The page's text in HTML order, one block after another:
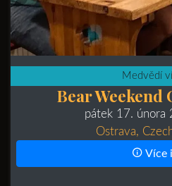
Medvědí
Bear Weekend
pátek 17. února
Ostrava,
Více